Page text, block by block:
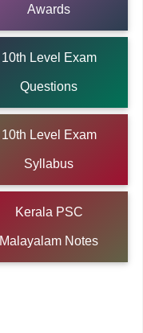
Awards
10th Level Exam
Questions
10th Level Exam
Syllabus
Kerala PSC
Malayalam Notes